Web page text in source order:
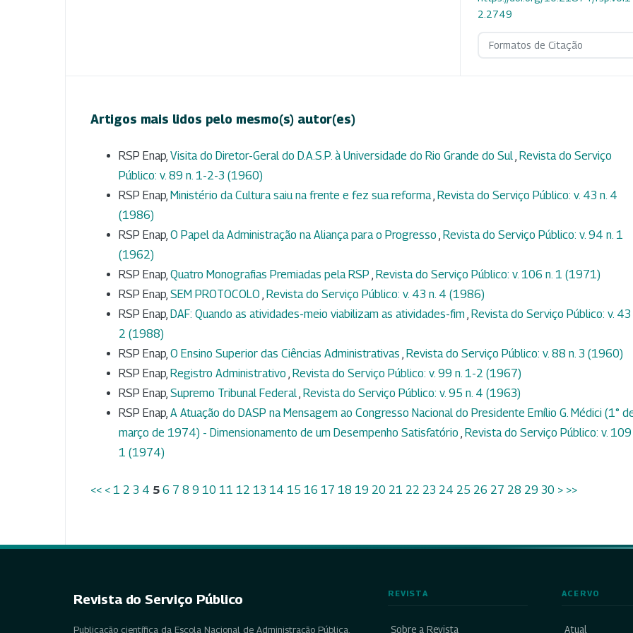
2.2749
Formatos de Citação
Artigos mais lidos pelo mesmo(s) autor(es)
RSP Enap, Visita do Diretor-Geral do D.A.S.P. à Universidade do Rio Grande do Sul, Revista do Serviço
Público: v. 89 n. 1-2-3 (1960)
RSP Enap, Ministério da Cultura saiu na frente e fez sua reforma, Revista do Serviço Público: v. 43 n. 4
(1986)
RSP Enap, O Papel da Administração na Aliança para o Progresso , Revista do Serviço Público: v. 94 n. 1
(1962)
RSP Enap, Quatro Monografias Premiadas pela RSP , Revista do Serviço Público: v. 106 n. 1 (1971)
RSP Enap, SEM PROTOCOLO , Revista do Serviço Público: v. 43 n. 4 (1986)
RSP Enap, DAF: Quando as atividades-meio viabilizam as atividades-fim , Revista do Serviço Público: v. 43
2 (1988)
RSP Enap, O Ensino Superior das Ciências Administrativas , Revista do Serviço Público: v. 88 n. 3 (1960)
RSP Enap, Registro Administrativo , Revista do Serviço Público: v. 99 n. 1-2 (1967)
RSP Enap, Supremo Tribunal Federal, Revista do Serviço Público: v. 95 n. 4 (1963)
RSP Enap, A Atuação do DASP na Mensagem ao Congresso Nacional do Presidente Emílio G. Médici (1°
março de 1974) - Dimensionamento de um Desempenho Satisfatório , Revista do Serviço Público: v. 109
1 (1974)
<< < 1 2 3 4 5 6 7 8 9 10 11 12 13 14 15 16 17 18 19 20 21 22 23 24 25 26 27 28 29 30 > >>
Revista do Serviço Público
Publicação científica da Escola Nacional de Administração Pública,
REVISTA
Sobre a Revista
ACERVO
Atual